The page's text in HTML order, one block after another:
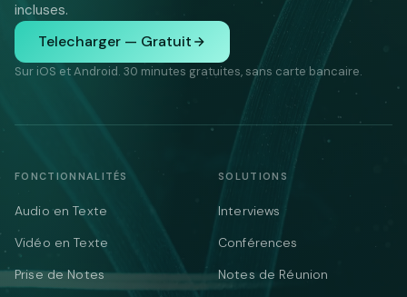
incluses.
Telecharger — Gratuit
Sur iOS et Android. 30 minutes gratuites, sans carte bancaire.
FONCTIONNALITÉS
Audio en Texte
Vidéo en Texte
Prise de Notes
SOLUTIONS
Interviews
Conférences
Notes de Réunion